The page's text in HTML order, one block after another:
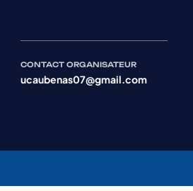
CONTACT ORGANISATEUR
ucaubenas07@gmail.com